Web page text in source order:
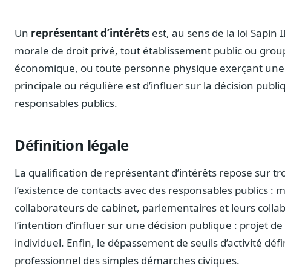
Un représentant d’intérêts est, au sens de la loi
morale de droit privé, tout établissement public ou
économique, ou toute personne physique exerçant
principale ou régulière est d’influer sur la décision
responsables publics.
Définition légale
La qualification de représentant d’intérêts repose sur
l’existence de contacts avec des responsables publics
collaborateurs de cabinet, parlementaires et leurs
l’intention d’influer sur une décision publique : projet
individuel. Enfin, le dépassement de seuils d’activité
professionnel des simples démarches civiques.